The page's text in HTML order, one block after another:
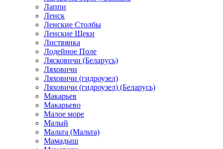
Лаппи
Ленск
Ленские Столбы
Ленские Щеки
Листвянка
Лодейное Поле
Лясковичи (Беларусь)
Ляховичи
Ляховичи (гидроузел)
Ляховичи (гидроузел) (Беларусь)
Макарьев
Макарьево
Малое море
Малый
Мальта (Мальта)
Мамадыш